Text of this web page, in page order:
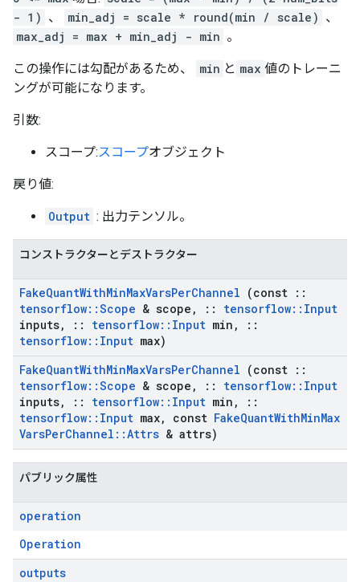
- 1) 、 min_adj = scale * round(min / scale) 、
max_adj = max + min_adj - min 。
この操作には勾配があるため、 min と max 値のトレーニ
ングが可能になります。
引数:
スコープ:スコープオブジェクト
戻り値:
Output : 出力テンソル。
コンストラクターとデストラクター
FakeQuantWithMinMaxVarsPerChannel (const ::
tensorflow::Scope & scope , :: tensorflow:: Input
inputs, :: tensorflow:: Input min ,
::
tensorflow:: Input max)
FakeQuantWithMinMaxVarsPerChannel (const ::
tensorflow::Scope & scope , :: tensorflow:: Input
inputs, :: tensorflow:: Input min ,
::
tensorflow:: Input max, const FakeQuantWithMinMax
VarsPerChannel ::Attrs & attrs)
パブリック属性
operation
Operation
outputs